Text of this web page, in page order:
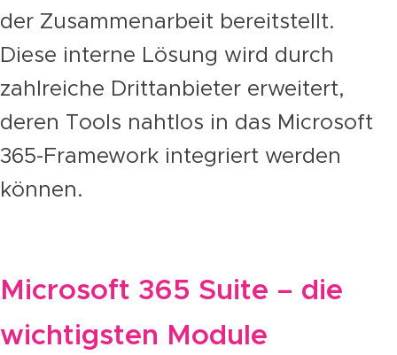
der Zusammenarbeit bereitstellt.
Diese interne Lösung wird durch
zahlreiche Drittanbieter erweitert,
deren Tools nahtlos in das Microsoft
365-Framework integriert werden
können.
Microsoft 365 Suite – die
wichtigsten Module